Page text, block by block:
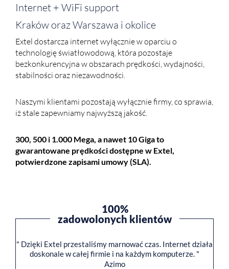
Internet + WiFi support
Kraków oraz Warszawa i okolice
Extel dostarcza internet wyłącznie w oparciu o
technologię światłowodową, która pozostaje
bezkonkurencyjna w obszarach prędkości, wydajności,
stabilności oraz niezawodności.
Naszymi klientami pozostają wyłącznie firmy, co sprawia,
iż stale zapewniamy najwyższą jakość.
300, 500 i 1.000 Mega, a nawet 10 Giga to
gwarantowane prędkości dostępne w Extel,
potwierdzone zapisami umowy (SLA).
Sprawdź zasięg
100%
zadowolonych klientów
" Dzięki Extel przestaliśmy marnować czas. Internet działa
doskonale w całej firmie i na każdym komputerze. "
Azimo